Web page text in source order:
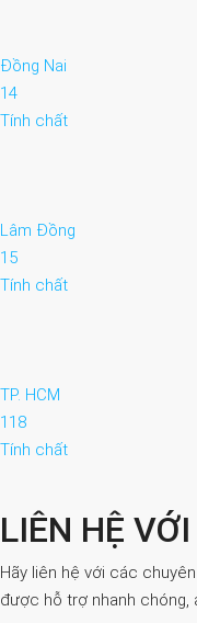
Đồng Nai
14
Tính chất
Lâm Đồng
15
Tính chất
TP. HCM
118
Tính chất
LIÊN HỆ
Hãy liên hệ với các
được hỗ trợ nhanh chóng,